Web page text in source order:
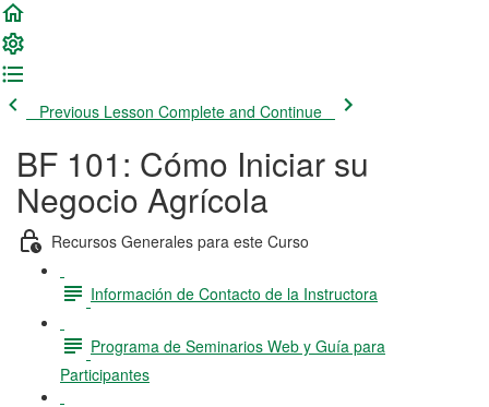
Previous Lesson Complete and Continue
BF 101: Cómo Iniciar su
Negocio Agrícola
Recursos Generales para este Curso
Información de Contacto de la Instructora
Programa de Seminarios Web y Guía para
Participantes